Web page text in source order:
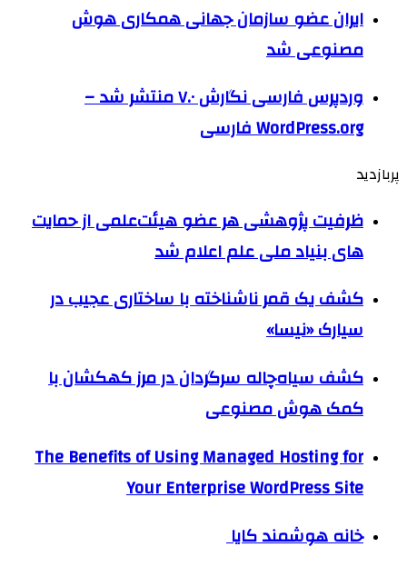
ایران عضو سازمان جهانی همکاری هوش
مصنوعی شد
وردپرس فارسی نگارش ۷.۰ منتشر شد –
WordPress.org فارسی
پربازدید
ظرفیت پژوهشی هر عضو هیئت‌علمی از حمایت
های بنیاد ملی علم اعلام شد
کشف یک قمر ناشناخته با ساختاری عجیب در
سیارک «نیسا»
کشف سیاه‌چاله سرگردان در مرز کهکشان با
کمک هوش مصنوعی
The Benefits of Using Managed Hosting for
Your Enterprise WordPress Site
خانه هوشمند کایا